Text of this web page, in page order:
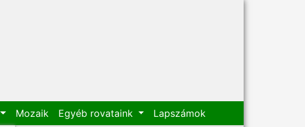
Mozaik Egyéb rovataink Lapszámok